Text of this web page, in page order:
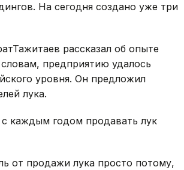
На сегодня создано уже три
рассказал об опыте
предприятию удалось
уровня. Он предложил
лука.
каждым годом продавать лук
от продажи лука просто потому,